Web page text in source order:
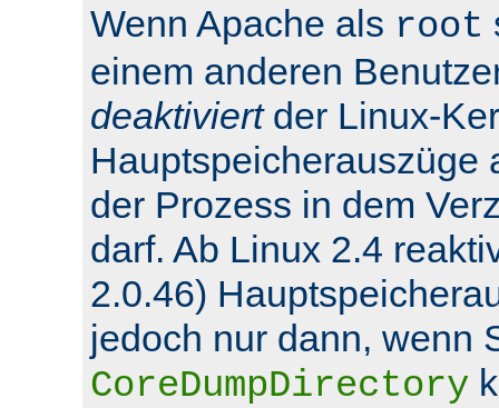
Wenn Apache als root
einem anderen
deaktiviertder Linux-
Hauptspeicherauszüge
der Prozess in dem
darf. Ab Linux 2.4
2.0.46)
jedoch nur dann, wenn
CoreDumpDirectory